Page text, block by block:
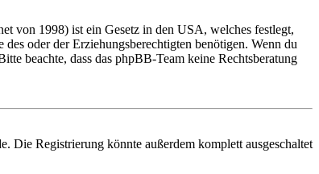
von 1998) ist ein Gesetz in den USA, welches festlegt,
oder der Erziehungsberechtigten benötigen. Wenn du
beachte, dass das phpBB-Team keine Rechtsberatung
Die Registrierung könnte außerdem komplett ausgeschaltet